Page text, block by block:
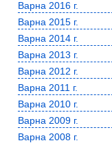
Варна 2016 г.
Варна 2015 г.
Варна 2014 г.
Варна 2013 г.
Варна 2012 г.
Варна 2011 г.
Варна 2010 г.
Варна 2009 г.
Варна 2008 г.